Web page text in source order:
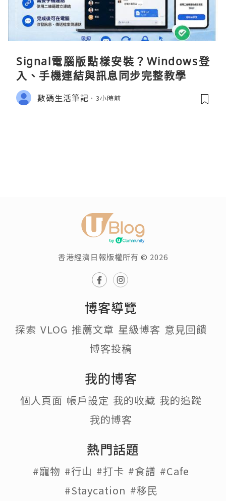
Signal電腦版點樣安裝？Windows登
入、手機連結與訊息同步完整教學
數碼生活筆記 3小時前
香港經濟日報版權所有 © 2026
博客導覽
探索 VLOG 推薦文章 星級博客 意見回饋
博客投稿
我的博客
個人頁面 帳戶設定 我的收藏 我的追蹤
我的博客
熱門話題
#寵物 #行山 #打卡 #食譜 #Cafe
#Staycation #移民